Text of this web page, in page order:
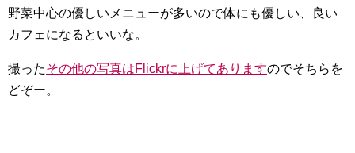
野菜中心の優しいメニューが多いので体にも優しい、良い
カフェになるといいな。
撮ったその他の写真はFlickrに上げてありますのでそちらを
どぞー。